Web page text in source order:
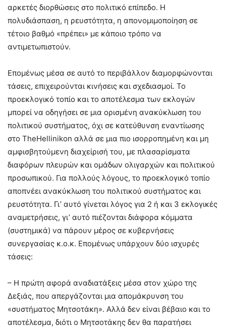
αρκετές διορθώσεις στο πολιτικό επίπεδο. Η
πολυδιάσπαση, η ρευστότητα, η απονομιμοποίηση σε
τέτοιο βαθμό «πρέπει» με κάποιο τρόπο να
αντιμετωπιστούν.
Επομένως μέσα σε αυτό το περιβάλλον διαμορφώνονται
τάσεις, επιχειρούνται κινήσεις και σχεδιασμοί. Το
προεκλογικό τοπίο και το αποτέλεσμα των εκλογών
μπορεί να οδηγήσει σε μια ορισμένη ανακύκλωση του
πολιτικού συστήματος, όχι σε κατεύθυνση εναντίωσης
στο TheHellinikon αλλά σε μια πιο ισορροπημένη και μη
αμφισβητούμενη διαχείρισή του, με πλασαρίσματα
διαφόρων πλευρών και ομάδων ολιγαρχών και πολιτικού
προσωπικού. Για πολλούς λόγους, το προεκλογικό τοπίο
αποπνέει ανακύκλωση του πολιτικού συστήματος και
ρευστότητα. Γι’ αυτό γίνεται λόγος για 2 ή και 3 εκλογικές
αναμετρήσεις, γι’ αυτό πιέζονται διάφορα κόμματα
(συστημικά) να πάρουν μέρος σε κυβερνήσεις
συνεργασίας κ.ο.κ. Επομένως υπάρχουν δύο ισχυρές
τάσεις:
– Η πρώτη αφορά αναδιατάξεις μέσα στον χώρο της
Δεξιάς, που απεργάζονται μια απομάκρυνση του
«συστήματος Μητσοτάκη». Αλλά δεν είναι βέβαιο και το
αποτέλεσμα, διότι ο Μητσοτάκης δεν θα παρατήσει